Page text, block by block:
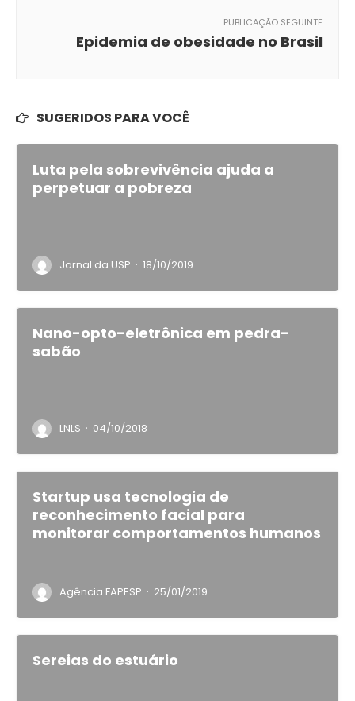
PUBLICAÇÃO SEGUINTE
Epidemia de obesidade no Brasil
SUGERIDOS PARA VOCÊ
Luta pela sobrevivência ajuda a
perpetuar a pobreza
Jornal da USP · 18/10/2019
Nano-opto-eletrônica em pedra-
sabão
LNLS · 04/10/2018
Startup usa tecnologia de
reconhecimento facial para
monitorar comportamentos humanos
Agência FAPESP · 25/01/2019
Sereias do estuário